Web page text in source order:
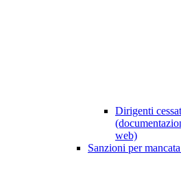
Dirigenti
web)
Sanzioni per